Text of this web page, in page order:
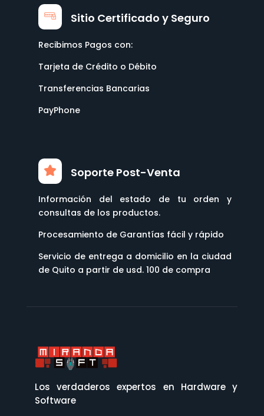
Sitio Certificado y Seguro
Recibimos Pagos con:
Tarjeta de Crédito o Débito
Transferencias Bancarias
PayPhone
Soporte Post-Venta
Información del estado de tu orden y
consultas de los productos.
Procesamiento de Garantías fácil y rápido
Servicio de entrega a domicilio en la ciudad
de Quito a partir de usd. 100 de compra
Los verdaderos expertos en Hardware y
Software